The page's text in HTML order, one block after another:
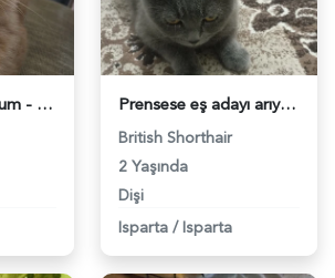
Kedime eş arıyorum - 118976449 Prensese eş adayı arıyoruz 2 yaşında british secereli - 118975741
British Shorthair
2 Yaşında
Dişi
Isparta / Isparta